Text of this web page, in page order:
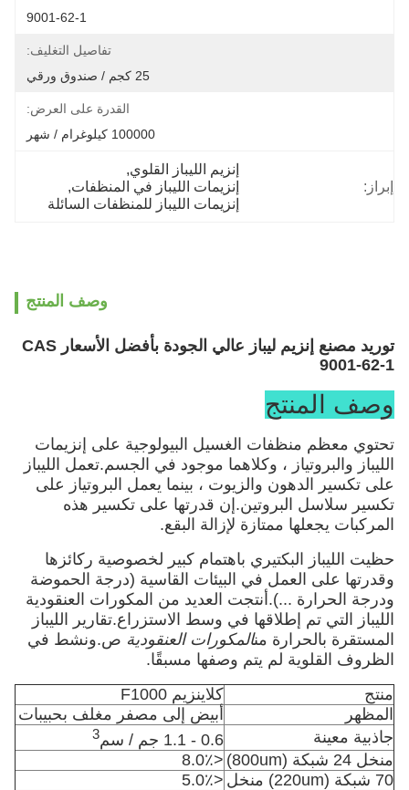
9001-62-1
تفاصيل التغليف:
25 كجم / صندوق ورقي
القدرة على العرض:
100000 كيلوغرام / شهر
إبراز:
إنزيم الليباز القلوي,
إنزيمات الليباز في المنظفات,
إنزيمات الليباز للمنظفات السائلة
وصف المنتج
توريد مصنع إنزيم ليباز عالي الجودة بأفضل الأسعار CAS
9001-62-1
وصف المنتج
تحتوي معظم منظفات الغسيل البيولوجية على إنزيمات
الليباز والبروتياز ، وكلاهما موجود في الجسم.تعمل الليباز
على تكسير الدهون والزيوت ، بينما يعمل البروتياز على
تكسير سلاسل البروتين.إن قدرتها على تكسير هذه
المركبات يجعلها ممتازة لإزالة البقع.
حظيت الليباز البكتيري باهتمام كبير لخصوصية ركائزها
وقدرتها على العمل في البيئات القاسية (درجة الحموضة
ودرجة الحرارة ...).أنتجت العديد من المكورات العنقودية
الليباز التي تم إطلاقها في وسط الاستزراع.تقارير الليباز
المستقرة بالحرارة منالمكورات العنقودية ص.ونشط في
الظروف القلوية لم يتم وصفها مسبقًا.
منتج
كلاينزيم F1000
المظهر
أبيض إلى مصفر مغلف بحبيبات
جاذبية معينة
0.6 - 1.1 جم / سم 3
منخل 24 شبكة (800um)
<8.0٪
70 شبكة (220um) منخل
<5.0٪